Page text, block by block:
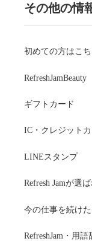
その他の情
初めての方はこ
RefreshJamBeauty
ギフトカード
IC・クレジット
LINEスタンプ
Refresh Jamが選
今の仕事を続け
RefreshJam・用語